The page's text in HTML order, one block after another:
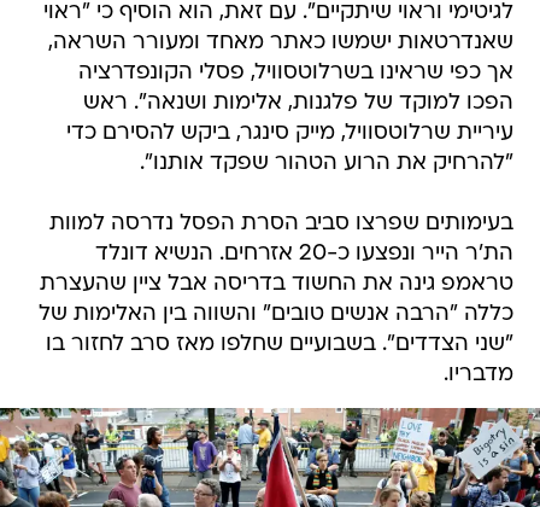
לגיטימי וראוי שיתקיים". עם זאת, הוא הוסיף כי "ראוי
שאנדרטאות ישמשו כאתר מאחד ומעורר השראה,
אך כפי שראינו בשרלוטסוויל, פסלי הקונפדרציה
הפכו למוקד של פלגנות, אלימות ושנאה". ראש
עיריית שרלוטסוויל, מייק סינגר, ביקש להסירם כדי
"להרחיק את הרוע הטהור שפקד אותנו".
בעימותים שפרצו סביב הסרת הפסל נדרסה למוות
הת'ר הייר ונפצעו כ-20 אזרחים. הנשיא דונלד
טראמפ גינה את החשוד בדריסה אבל ציין שהעצרת
כללה "הרבה אנשים טובים" והשווה בין האלימות של
"שני הצדדים". בשבועיים שחלפו מאז סרב לחזור בו
מדבריו.